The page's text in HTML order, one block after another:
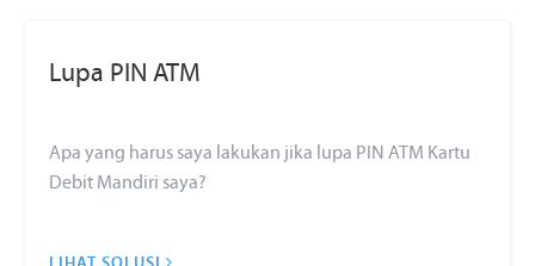
Lupa PIN ATM
Apa yang harus saya lakukan jika lupa PIN ATM Kartu
Debit Mandiri saya?